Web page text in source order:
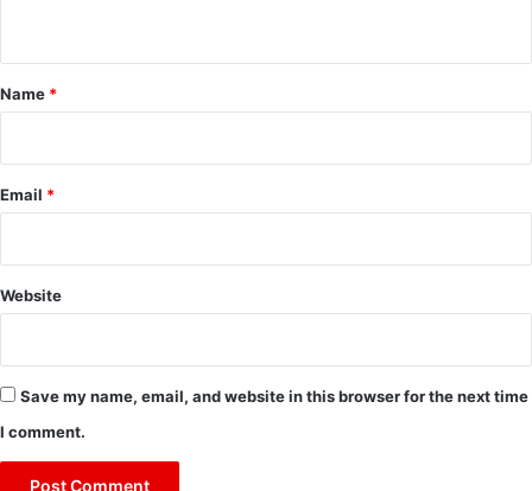
*
Name *
Email *
Website
Save my name, email, and website in this browser for the next time
I comment.